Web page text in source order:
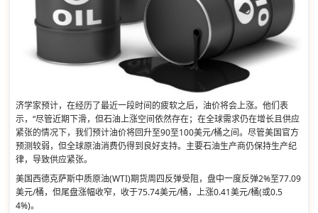
济学家预计，在经历了最近一段时间的疲软之后，油价将会上涨。他们表
示，“尽管近期下滑，但石油上涨空间依然存在；在全球需求仍在增长且供应
紧张的情况下，我们预计油价将回升至90至100美元/桶之间。尽管美国官方
预测较弱，但全球原油消费仍得到良好支持。主要石油生产商仍保持生产纪
律，导致供应紧张。
美国西德克萨斯中质原油(WTI)期货周四反弹受阻，盘中一度反弹2%至77.09
美元/桶，但尾盘涨幅收窄，收于75.74美元/桶，上涨0.41美元/桶(或0.5
4%)。